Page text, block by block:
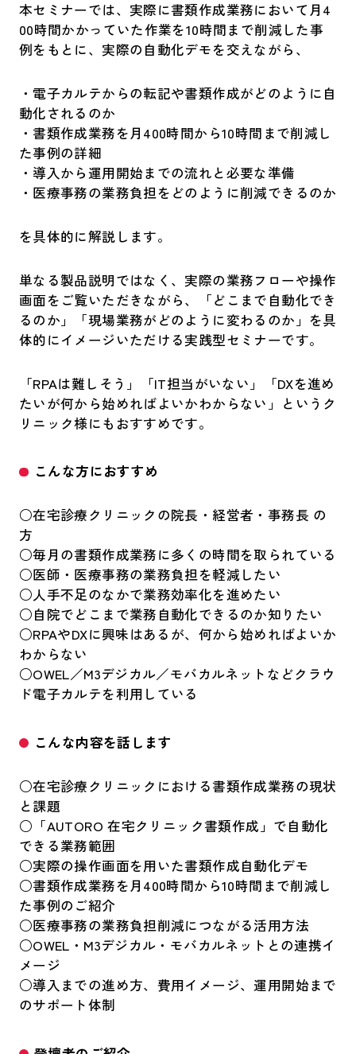
本セミナーでは、実際に書類作成業務において月4
00時間かかっていた作業を10時間まで削減した事
例をもとに、実際の自動化デモを交えながら、
・電子カルテからの転記や書類作成がどのように自
動化されるのか
・書類作成業務を月400時間から10時間まで削減し
た事例の詳細
・導入から運用開始までの流れと必要な準備
・医療事務の業務負担をどのように削減できるのか
を具体的に解説します。
単なる製品説明ではなく、実際の業務フローや操作
画面をご覧いただきながら、「どこまで自動化でき
るのか」「現場業務がどのように変わるのか」を具
体的にイメージいただける実践型セミナーです。
「RPAは難しそう」「IT担当がいない」「DXを進め
たいが何から始めればよいかわからない」というク
リニック様にもおすすめです。
こんな方におすすめ
○在宅診療クリニックの院長・経営者・事務長 の
方
○毎月の書類作成業務に多くの時間を取られている
○医師・医療事務の業務負担を軽減したい
○人手不足のなかで業務効率化を進めたい
○自院でどこまで業務自動化できるのか知りたい
○RPAやDXに興味はあるが、何から始めればよいか
わからない
○OWEL／M3デジカル／モバカルネットなどクラウ
ド電子カルテを利用している
こんな内容を話します
○在宅診療クリニックにおける書類作成業務の現状
と課題
○「AUTORO 在宅クリニック書類作成」で自動化
できる業務範囲
○実際の操作画面を用いた書類作成自動化デモ
○書類作成業務を月400時間から10時間まで削減し
た事例のご紹介
○医療事務の業務負担削減につながる活用方法
○OWEL・M3デジカル・モバカルネットとの連携イ
メージ
○導入までの進め方、費用イメージ、運用開始まで
のサポート体制